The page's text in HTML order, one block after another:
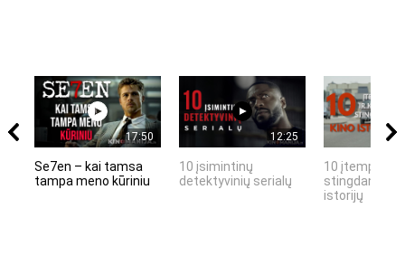
17:50
Se7en – kai tamsa
tampa meno kūriniu
12:25
10 įsimintinų
detektyvinių serialų
10 įtemptų,
stingdančių
istorijų